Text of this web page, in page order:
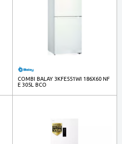
COMBI BALAY 3KFE551WI 186X60 NF
E 305L BCO